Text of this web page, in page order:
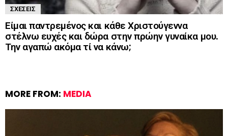
ΣΧΈΣΕΙΣ
Είμαι παντρεμένος και κάθε Χριστούγεννα
στέλνω ευχές και δώρα στην πρώην γυναίκα μου.
Την αγαπώ ακόμα τί να κάνω;
MORE FROM: MEDIA